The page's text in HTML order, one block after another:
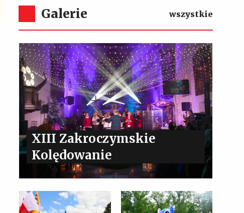
Galerie wszystkie
XIII Zakroczymskie
Kolędowanie